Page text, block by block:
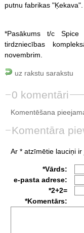
putnu fabrikas "Ķekava".
*Pasākums t/c
tirdzniecības
novembrim.
uz rakstu sarakstu
0 komentāri
Komentēšana
Komentāra
Ar * atzīmētie lauciņi ir
*Vārds:
e-pasta adrese:
*2+2=
*Komentārs: